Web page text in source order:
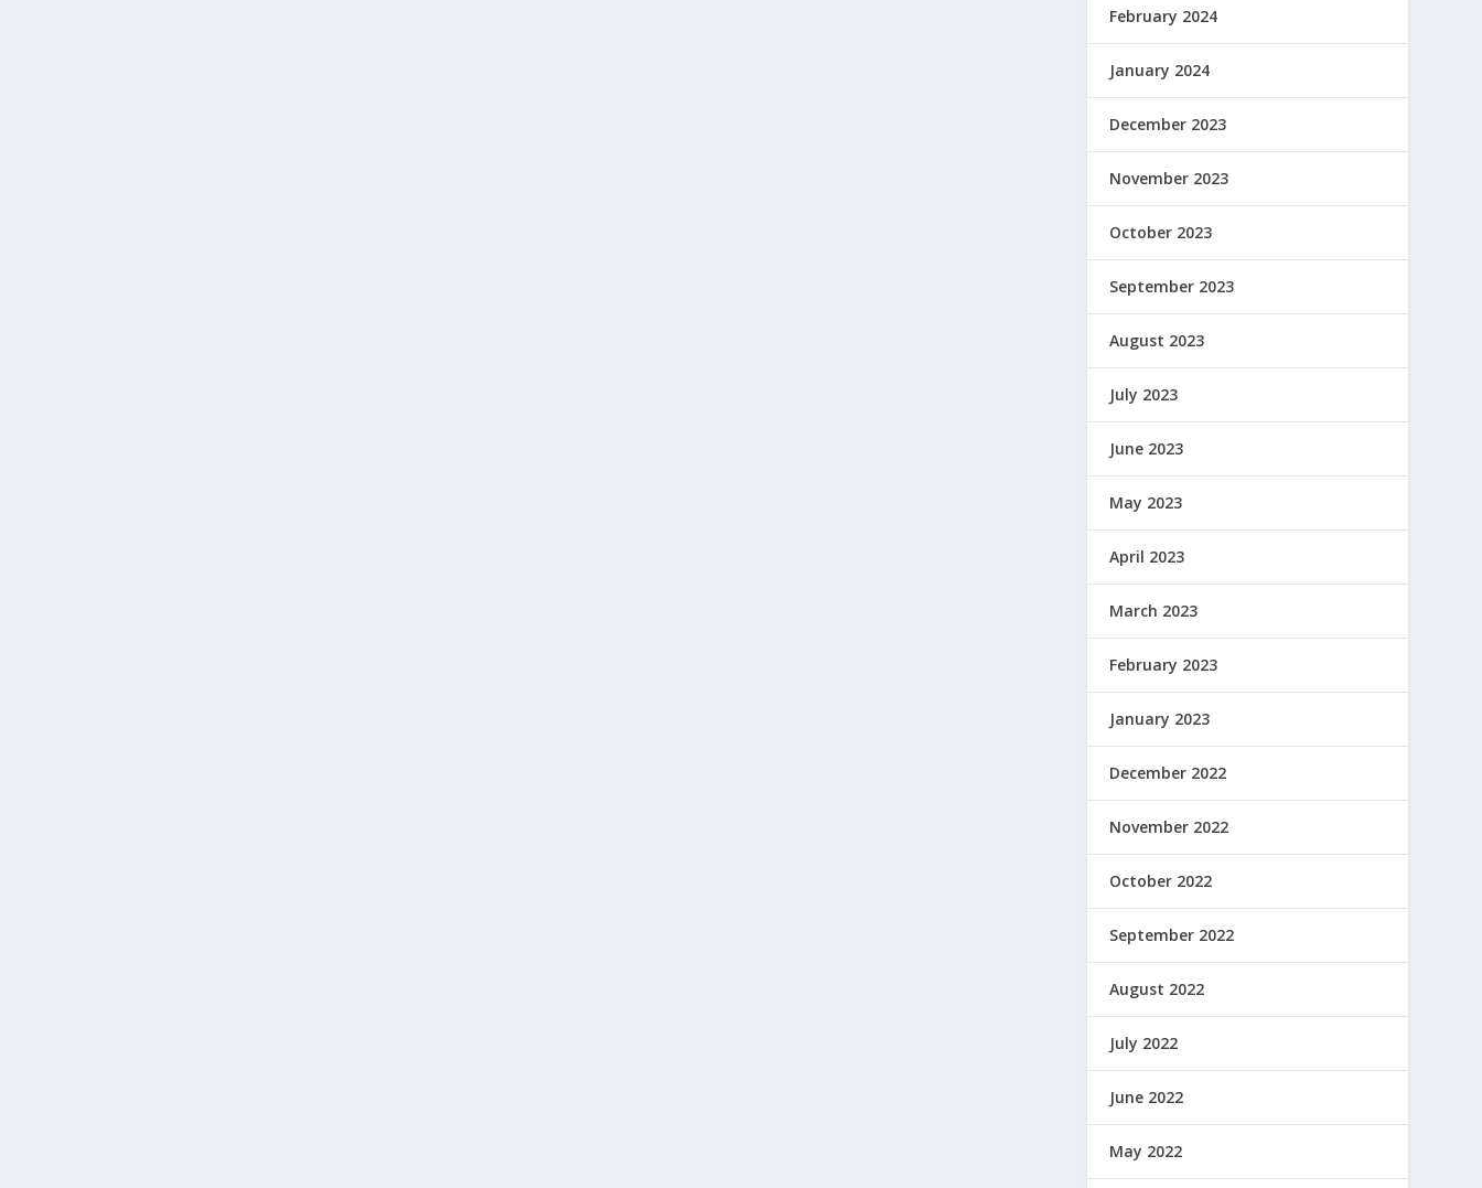
February 2024
January 2024
December 2023
November 2023
October 2023
September 2023
August 2023
July 2023
June 2023
May 2023
April 2023
March 2023
February 2023
January 2023
December 2022
November 2022
October 2022
September 2022
August 2022
July 2022
June 2022
May 2022